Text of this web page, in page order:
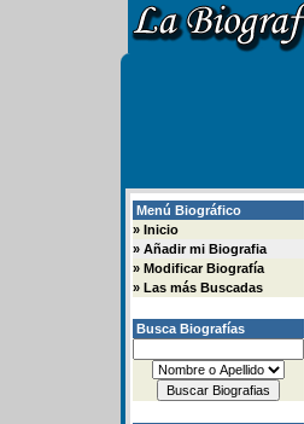
Menú Biográfico
» Inicio
» Añadir mi Biografia
» Modificar Biografía
» Las más Buscadas
Busca Biografías